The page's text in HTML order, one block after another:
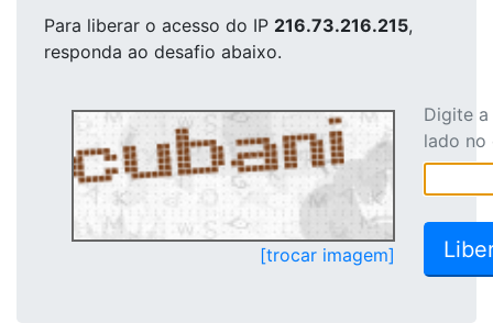
Para liberar o acesso do IP 216.73.216.215,
responda ao desafio abaixo.
[trocar imagem]
Digite
lado no